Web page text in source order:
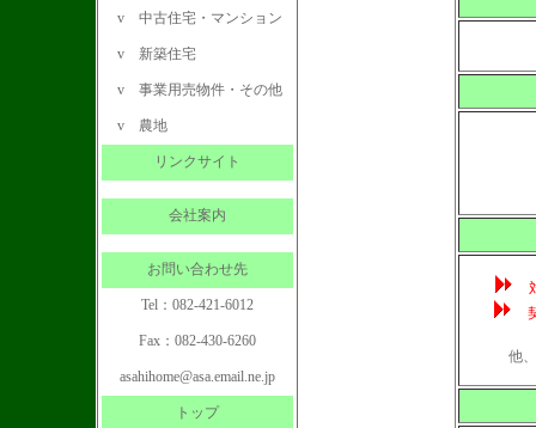
v中古住宅・マンション
v新築住宅
v 事業用売物件・その他
v農地
リンクサイト
会社案内
お問い合わせ先
Tel：082-421-6012
Fax：082-430-6260
asahihome@asa.email.ne.jp
トップ
他、詳